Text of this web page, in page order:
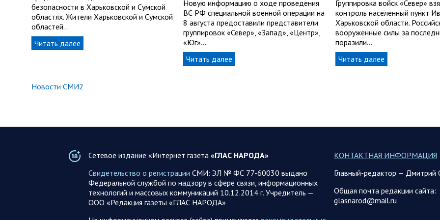
безопасности в Харьковской и Сумской
областях. Жители Харьковской и Сумской
областей…
Читать далее
Новую информацию о ходе проведения
ВС РФ специальной военной операции на
8 августа предоставили представители
группировок «Север», «Запад», «Центр»,
«Юг»…
Читать далее
Группировка войск «Север»
контроль населенный пункт
Харьковской области.
вооруженные силы за
поразили…
Читать далее
Новости СМИ2
Сетевое издание «Интернет газета «ГЛАС НАРОДА»
Свидетельство о регистрации СМИ: ЭЛ № ФС 77-60030 выдано
Федеральной службой по надзору в сфере связи, информационных
технологий и массовых коммуникаций 10.12.2014 г. Учредитель —
ООО «Редакция газеты «ГЛАС НАРОДА»
КОНТАКТНАЯ ИНФОРМАЦИЯ
Главный-редактор — Дмитрий
Общая почта редакции сайта:
glasnarod@mail.ru